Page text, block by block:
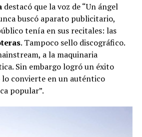
destacó que la voz de “Un ángel
buscó aparato publicitario,
tenía en sus recitales: las
. Tampoco sello discográfico.
a la maquinaria
Sin embargo logró un éxito
convierte en un auténtico
popular”.